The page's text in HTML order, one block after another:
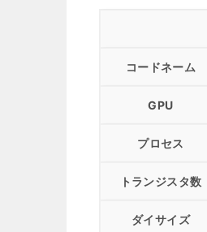
コードネーム
GPU
プロセス
トランジスタ数
ダイサイズ